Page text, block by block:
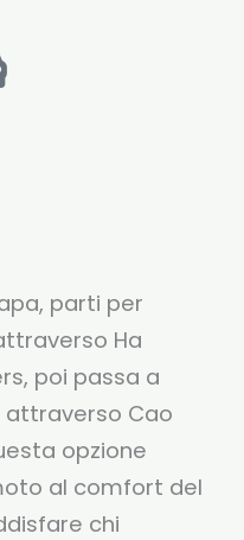
parti per
Ha
poi passa a
attraverso Cao
opzione
al comfort del
chi